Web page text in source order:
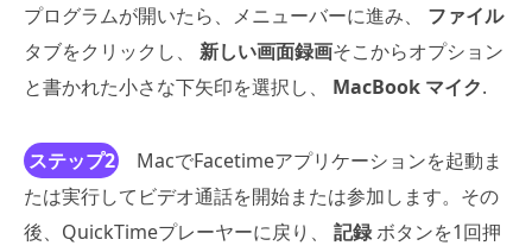
プログラムが開いたら、メニューバーに進み、 ファイル
タブをクリックし、 新しい画面録画そこからオプション
と書かれた小さな下矢印を選択し、 MacBook マイク.
ステップ2
MacでFacetimeアプリケーションを起動ま
たは実行してビデオ通話を開始または参加します。その
後、QuickTimeプレーヤーに戻り、 記録ボタンを1回押